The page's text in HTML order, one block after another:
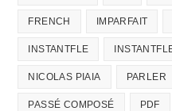
FRENCH IMPARFAIT
INSTANTFLE
NICOLAS PIAIA PARLER
PASSÉ COMPOSÉ PDF